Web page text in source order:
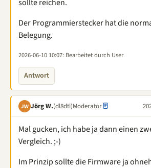
sollte reichen.
Der Programmierstecker hat die
Belegung.
2026-06-10 10:07: Bearbeitet durch User
Antwort
JW Jörg W.(dl8dtl)Moderator
Mal gucken, ich habe ja dann einen
Vergleich. ;-)
Im Prinzip sollte die Firmware ja